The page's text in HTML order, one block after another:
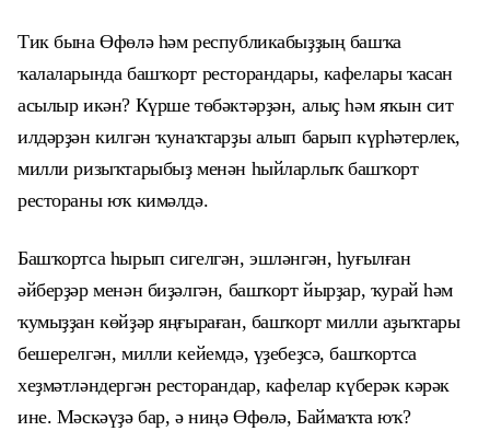
Тик бынаӨфөлә һәм республикабыҙҙың башҡа
ҡалаларындабашҡорт ресторандары, кафелары ҡасан
асылырикән? Күрше төбәктәрҙән, алыҫ һәм яҡын сит
илдәрҙән килгән ҡунаҡтарҙы алып барып күрһәтерлек,
милли ризыҡтарыбыҙменән һыйларлыҡбашҡорт
рестораны юҡ кимәлдә.
Башҡортса һырып сигелгән, эшләнгән, һуғылған
әйберҙәр менән биҙәлгән, башҡорт йырҙар, ҡурай һәм
ҡумыҙҙан көйҙәряңғыраған, башҡорт милли аҙыҡтары
бешерелгән, милли кейемдә, үҙебеҙсә, башҡортса
хеҙмәтләндергән ресторандар, кафелар күберәк кәрәк
ине. Мәскәүҙә бар, ә ниңә Өфөлә, Баймаҡта юҡ?